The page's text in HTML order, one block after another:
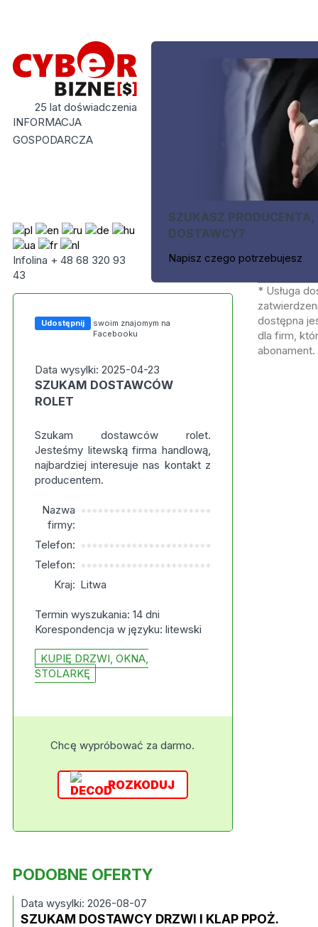
25 lat doświadczenia
INFORMACJA
GOSPODARCZA
Infolina + 48 68 320 93
43
SZUKASZ PRODUCENTA,
DOSTAWCY?
Napisz czego potrzebujesz
Udostępnij
swoim znajomym na
Facebooku
Data wysylki: 2025-04-23
SZUKAM DOSTAWCÓW
ROLET
Szukam dostawców rolet.
Jesteśmy litewską firma handlową,
najbardziej interesuje nas kontakt z
producentem.
Nazwa
firmy:
***********************
Telefon: ***********************
Telefon: ***********************
Kraj: Litwa
Termin wyszukania: 14 dni
Korespondencja w języku: litewski
KUPIĘ DRZWI, OKNA,
STOLARKĘ
Chcę wypróbować za darmo.
ROZKODUJ
* Usługa
dostępna
dla firm,
abonament.
PODOBNE OFERTY
Data wysylki: 2026-08-07
SZUKAM DOSTAWCY DRZWI I KLAP PPOŻ.